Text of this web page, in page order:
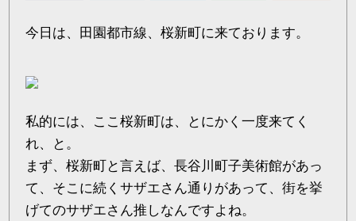
今日は、田園都市線、桜新町に来ております。
私的には、ここ桜新町は、とにかく一度来てく
れ、と。
まず、桜新町と言えば、長谷川町子美術館があっ
て、そこに続くサザエさん通りがあって、街を挙
げてのサザエさん推しなんですよね。